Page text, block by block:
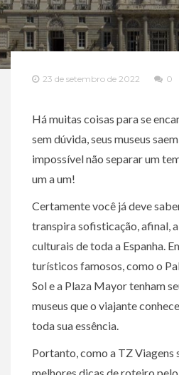
23 de setembro de 2022 0
Há muitas coisas para se
sem dúvida, seus museus
impossível não separar um
um a um!
Certamente você já deve
transpira sofisticação, afinal,
culturais de toda a Espanha.
turísticos famosos, como o
Sol e a Plaza Mayor tenham
museus que o viajante
toda sua essência.
Portanto, como a TZ Viagens